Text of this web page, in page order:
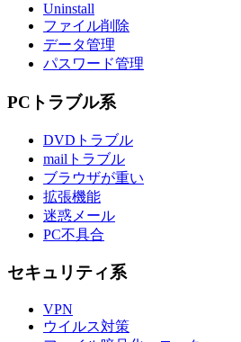
Uninstall
ファイル削除
データ管理
パスワード管理
PCトラブル系
DVDトラブル
mailトラブル
ブラウザが重い
拡張機能
迷惑メール
PC不具合
セキュリティ系
VPN
ウイルス対策